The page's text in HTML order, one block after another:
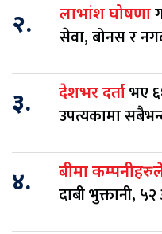
२. लाभांश घोषणा
सेवा, बोनस र
३. देशभर दर्ताभए
उपत्यकामा
४. बीमा
दाबी भुक्तानी, ५२